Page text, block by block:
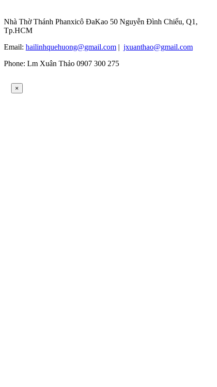
Nhà Thờ Thánh Phanxicô ĐaKao 50 Nguyễn Đình Chiểu, Q1,
Tp.HCM
Email: hailinhquehuong@gmail.com | jxuanthao@gmail.com
Phone: Lm Xuân Thảo 0907 300 275
×